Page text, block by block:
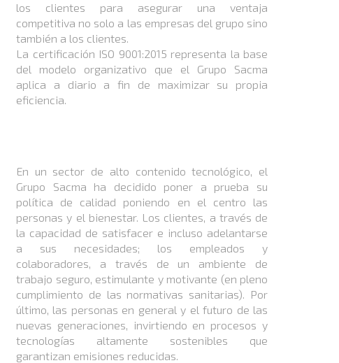
los clientes para asegurar una ventaja
competitiva no solo a las empresas del grupo sino
también a los clientes.
La certificación ISO 9001:2015 representa la base
del modelo organizativo que el Grupo Sacma
aplica a diario a fin de maximizar su propia
eficiencia.
En un sector de alto contenido tecnológico, el
Grupo Sacma ha decidido poner a prueba su
política de calidad poniendo en el centro las
personas y el bienestar. Los clientes, a través de
la capacidad de satisfacer e incluso adelantarse
a sus necesidades; los empleados y
colaboradores, a través de un ambiente de
trabajo seguro, estimulante y motivante (en pleno
cumplimiento de las normativas sanitarias). Por
último, las personas en general y el futuro de las
nuevas generaciones, invirtiendo en procesos y
tecnologías altamente sostenibles que
garantizan emisiones reducidas.